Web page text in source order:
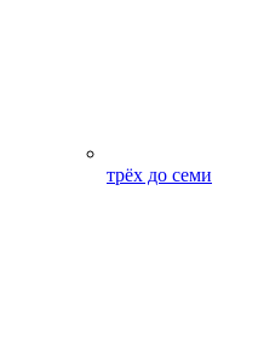
трёх до семи